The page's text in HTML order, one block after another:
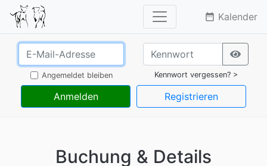
date_range Kalender
Angemeldet bleiben Kennwort vergessen? >
Anmelden Registrieren
Buchung & Details